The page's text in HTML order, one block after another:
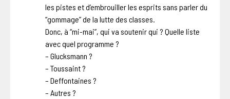
les pistes et d’embrouiller les esprits sans parler du
“gommage” de la lutte des classes.
Donc, à “mi-mai”, qui va soutenir qui ? Quelle liste
avec quel programme ?
– Glucksmann ?
– Toussaint ?
– Deffontaines ?
– Autres ?